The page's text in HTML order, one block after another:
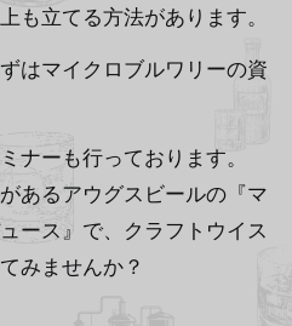
も立てる方法があります。
はマイクロブルワリーの資
ナーも行っております。
あるアウグスビールの『マ
ース』で、クラフトウイス
みませんか？